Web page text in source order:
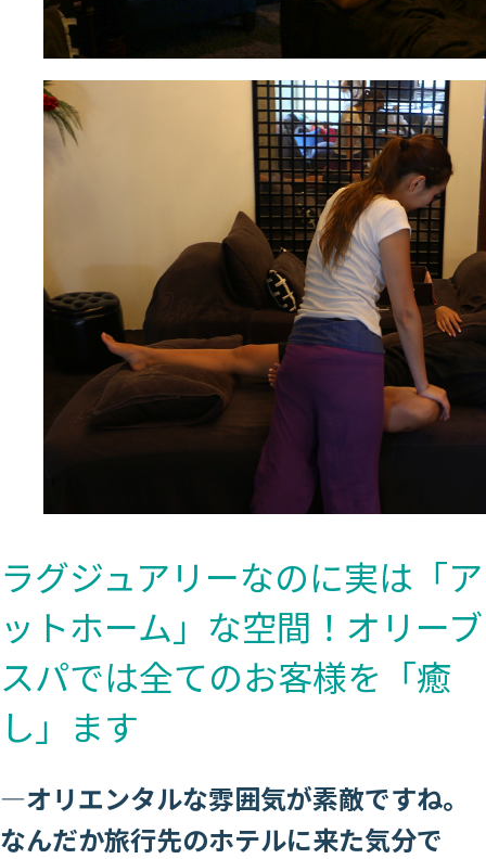
ラグジュアリーなのに実は「ア
ットホーム」な空間！オリーブ
スパでは全てのお客様を「癒
し」ます
―オリエンタルな雰囲気が素敵ですね。
なんだか旅行先のホテルに来た気分で